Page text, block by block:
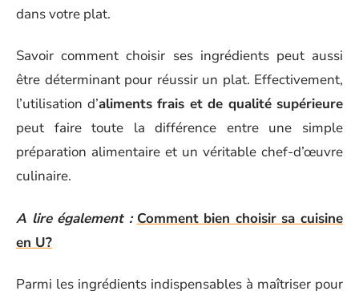
dans votre plat.
Savoir comment choisir ses ingrédients peut aussi
être déterminant pour réussir un plat. Effectivement,
l’utilisation d’aliments frais et de qualité supérieure
peut faire toute la différence entre une simple
préparation alimentaire et un véritable chef-d’œuvre
culinaire.
A lire également : Comment bien choisir sa cuisine
en U?
Parmi les ingrédients indispensables à maîtriser pour